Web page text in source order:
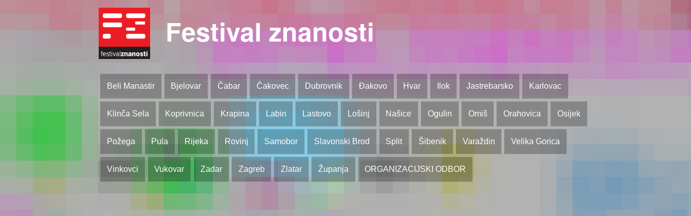
Festival znanosti
Beli Manastir Bjelovar Čabar Čakovec Dubrovnik Đakovo Hvar Ilok Jastrebarsko Karlovac
Klinča Sela Koprivnica Krapina Labin Lastovo Lošinj Našice Ogulin Omiš Orahovica Osijek
Požega Pula Rijeka Rovinj Samobor Slavonski Brod Split Šibenik Varaždin Velika Gorica
Vinkovci Vukovar Zadar Zagreb Zlatar Županja ORGANIZACIJSKI ODBOR